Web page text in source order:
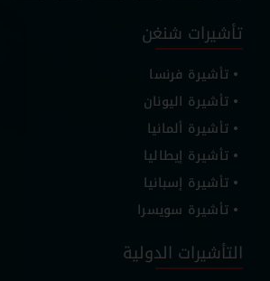
تأشيرات شنغن
تأشيرة فرنسا
تأشيرة اليونان
تأشيرة ألمانيا
تأشيرة إيطاليا
تأشيرة إسبانيا
تأشيرة سويسرا
التأشيرات الدولية